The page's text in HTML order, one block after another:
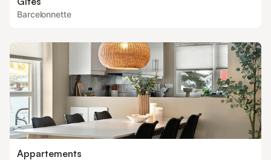
Barcelonnette
Appartements